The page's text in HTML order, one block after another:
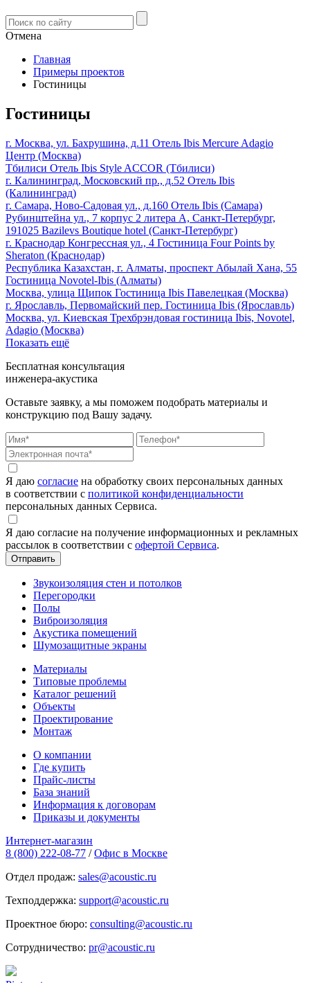
Отмена
Главная
Примеры проектов
Гостиницы
Гостиницы
г. Москва, ул. Бахрушина, д.11 Отель Ibis Mercure Adagio
Центр (Москва)
Тбилиси Отель Ibis Style ACCOR (Тбилиси)
г. Калининград, Московский пр., д.52 Отель Ibis
(Калининград)
г. Самара, Ново-Садовая ул., д.160 Отель Ibis (Самара)
Рубинштейна ул., 7 корпус 2 литера А, Санкт-Петербург,
191025 Bazilevs Boutique hotel (Санкт-Петербург)
г. Краснодар Конгрессная ул., 4 Гостиница Four Points by
Sheraton (Краснодар)
Республика Казахстан, г. Алматы, проспект Абылай Хана, 55
Гостиница Novotel-Ibis (Алматы)
Москва, улица Щипок Гостиница Ibis Павелецкая (Москва)
г. Ярославль, Первомайский пер. Гостиница Ibis (Ярославль)
Москва, ул. Киевская Трехбрэндовая гостиница Ibis, Novotel,
Adagio (Москва)
Показать ещё
Бесплатная консультация
инженера-акустика
Оставьте заявку, а мы поможем подобрать материалы и
конструкцию под Вашу задачу.
Я даю согласие на обработку своих персональных данных
в соответствии с политикой конфиденциальности
персональных данных Сервиса.
Я даю согласие на получение информационных и рекламных
рассылок в соответствии с офертой Сервиса.
Звукоизоляция стен и потолков
Перегородки
Полы
Виброизоляция
Акустика помещений
Шумозащитные экраны
Материалы
Типовые проблемы
Каталог решений
Объекты
Проектирование
Монтаж
О компании
Где купить
Прайс-листы
База знаний
Информация к договорам
Приказы и документы
Интернет-магазин
8 (800) 222-08-77 / Офис в Москве
Отдел продаж: sales@acoustic.ru
Техподдержка: support@acoustic.ru
Проектное бюро: consulting@acoustic.ru
Сотрудничество: pr@acoustic.ru